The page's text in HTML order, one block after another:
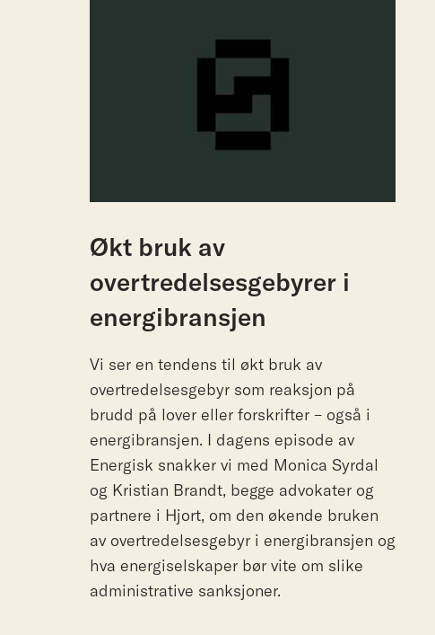
Økt bruk av
overtredelsesgebyrer i
energibransjen
Vi ser en tendens til økt bruk av
overtredelsesgebyr som reaksjon på
brudd på lover eller forskrifter – også i
energibransjen. I dagens episode av
Energisk snakker vi med Monica Syrdal
og Kristian Brandt, begge advokater og
partnere i Hjort, om den økende bruken
av overtredelsesgebyr i energibransjen og
hva energiselskaper bør vite om slike
administrative sanksjoner.